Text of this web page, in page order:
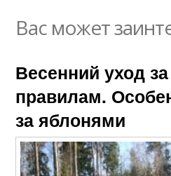
Вас может
Весенний уход
правилам.
за яблонями